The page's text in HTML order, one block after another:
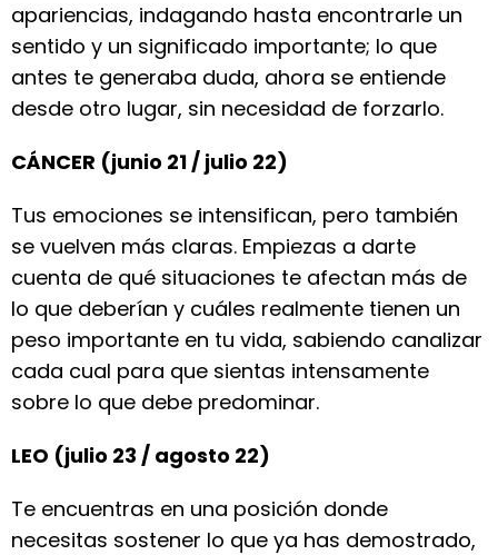
apariencias, indagando hasta encontrarle un
sentido y un significado importante; lo que
antes te generaba duda, ahora se entiende
desde otro lugar, sin necesidad de forzarlo.
CÁNCER (junio 21 / julio 22)
Tus emociones se intensifican, pero también
se vuelven más claras. Empiezas a darte
cuenta de qué situaciones te afectan más de
lo que deberían y cuáles realmente tienen un
peso importante en tu vida, sabiendo canalizar
cada cual para que sientas intensamente
sobre lo que debe predominar.
LEO (julio 23 / agosto 22)
Te encuentras en una posición donde
necesitas sostener lo que ya has demostrado,